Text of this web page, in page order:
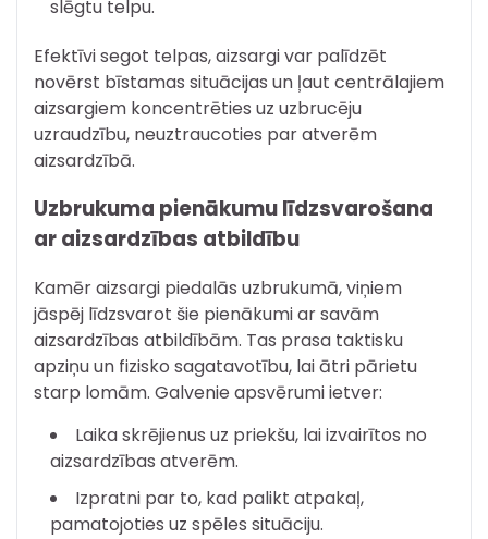
slēgtu telpu.
Efektīvi segot telpas, aizsargi var palīdzēt
novērst bīstamas situācijas un ļaut centrālajiem
aizsargiem koncentrēties uz uzbrucēju
uzraudzību, neuztraucoties par atverēm
aizsardzībā.
Uzbrukuma pienākumu līdzsvarošana
ar aizsardzības atbildību
Kamēr aizsargi piedalās uzbrukumā, viņiem
jāspēj līdzsvarot šie pienākumi ar savām
aizsardzības atbildībām. Tas prasa taktisku
apziņu un fizisko sagatavotību, lai ātri pārietu
starp lomām. Galvenie apsvērumi ietver:
Laika skrējienus uz priekšu, lai izvairītos no
aizsardzības atverēm.
Izpratni par to, kad palikt atpakaļ,
pamatojoties uz spēles situāciju.